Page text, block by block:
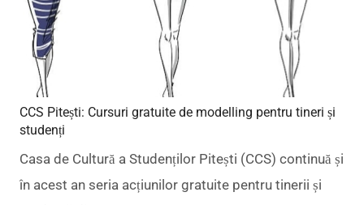
CCS Pitești: Cursuri gratuite de modelling pentru tineri și
studenți
Casa de Cultură a Studenților Pitești (CCS) continuă și
în acest an seria acțiunilor gratuite pentru tinerii și